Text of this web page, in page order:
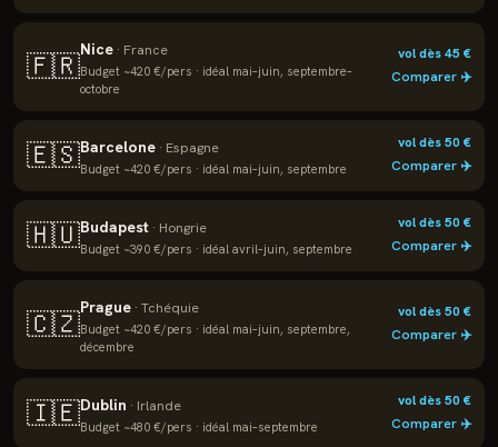
🇫🇷Nice · France
Budget ~420 €/pers · idéal mai–juin, septembre–
octobre
vol dès45 €
Comparer ✈️
🇪🇸Barcelone · Espagne
Budget ~420 €/pers · idéal mai–juin, septembre
vol dès50€
Comparer ✈️
🇭🇺Budapest · Hongrie
Budget ~390 €/pers · idéal avril–juin, septembre
vol dès50€
Comparer ✈️
🇨🇿Prague · Tchéquie
Budget ~420 €/pers · idéal mai–juin, septembre,
décembre
vol dès50€
Comparer ✈️
🇮🇪Dublin · Irlande
Budget ~480 €/pers · idéal mai–septembre
vol dès50€
Comparer ✈️